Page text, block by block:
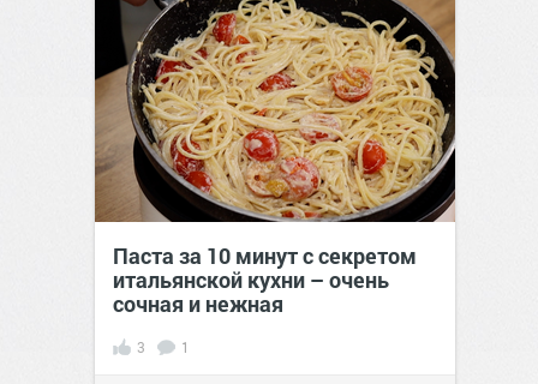
Паста за 10 минут с секретом
итальянской кухни – очень
сочная и нежная
3 1